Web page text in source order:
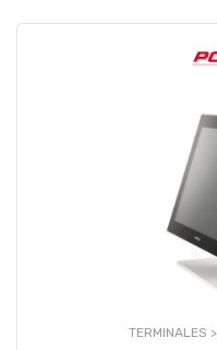
TERMINALES >